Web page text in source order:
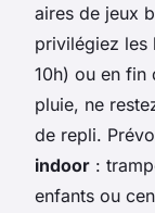
aires de jeux
privilégiez les
10h) ou en fin
pluie, ne
de repli.
indoor :
enfants ou